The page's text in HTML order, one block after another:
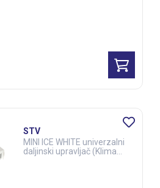
STV
MINI ICE WHITE univerzalni
daljinski upravljač (Klima